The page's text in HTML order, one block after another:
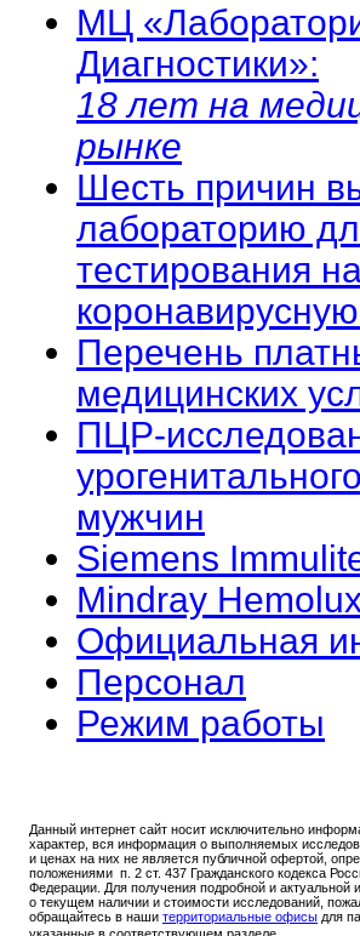
МЦ
Диагностики»:
18 лет на
рынке
Шесть причин
лабораторию
тестирования
Перечень
медицинских
ПЦР-
мужчин
Siemens
Mindray
Официальная
Персонал
Режим работы
Данный интернет сайт носит исключительно
характер, вся информация о выполняемых
и ценах на них не является публичной офертой,
положениями п. 2 ст. 437 Гражданского кодекса
Федерации. Для получения подробной и актуальной
о текущем наличии и стоимости исследований,
обращайтесь в наши территориальные офисы для